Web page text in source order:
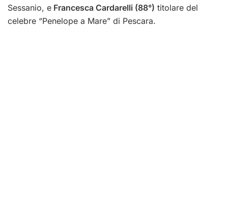
Sessanio, e Francesca Cardarelli (88°) titolare del
celebre “Penelope a Mare” di Pescara.